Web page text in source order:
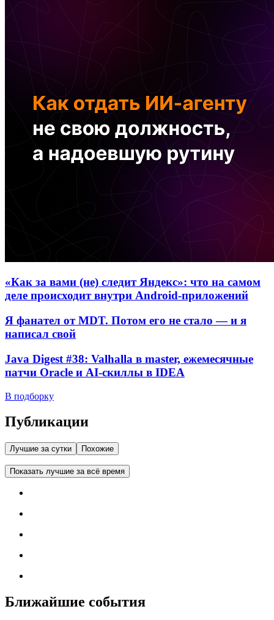
«Как за вами (не) следит Яндекс»: что на самом
деле происходит внутри Android-приложений
Я фанател от MDT. Потом его не стало — и я
написал свой
Java Digest #38: Valhalla в master, ежемесячные
патчи Oracle и AI-скиллы в IDEA
В подборку
Публикации
Лучшие за сутки Похожие
Показать лучшие за всё время
Ближайшие события